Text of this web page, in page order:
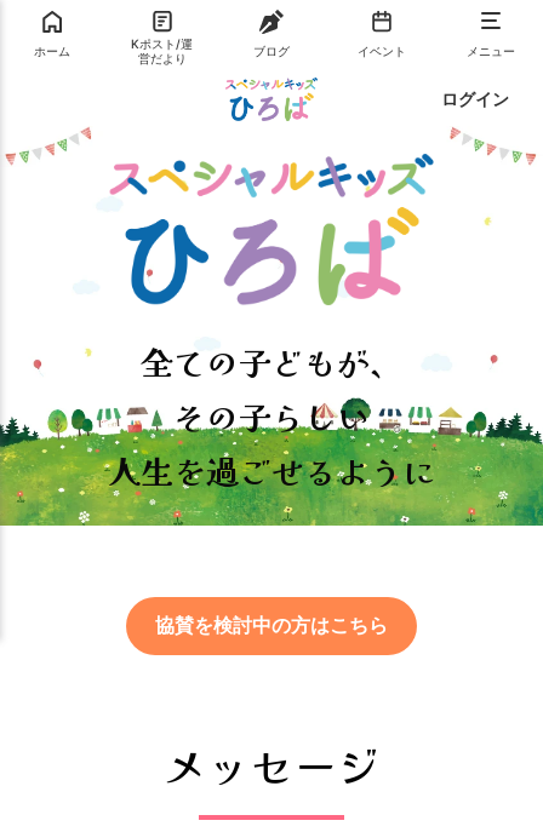
ホーム
Kポスト/運
営だより
ブログ イベント メニュー
ログイン
全ての子どもが、
その子らしい
人生を過ごせるように
協賛を検討中の方はこちら
メッセージ